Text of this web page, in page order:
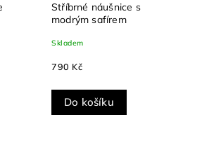
Stříbrné náušnice s
modrým safírem
Skladem
790 Kč
Do košíku